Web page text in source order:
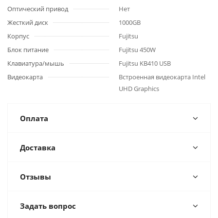
Оптический привод
Нет
Жесткий диск
1000GB
Корпус
Fujitsu
Блок питание
Fujitsu 450W
Клавиатура/мышь
Fujitsu KB410 USB
Видеокарта
Встроенная видеокарта Intel
UHD Graphics
Оплата
Доставка
Отзывы
Задать вопрос